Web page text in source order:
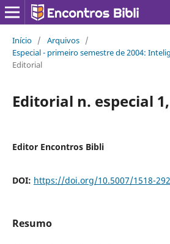
Início / Arquivos /
Especial - primeiro semestre de 2004:
Editorial
Editorial n. especial
Editor Encontros Bibli
DOI: https://doi.org/10.5007/1518-
Resumo